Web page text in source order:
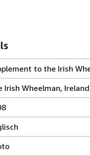
to the Irish
Irish Wheelman, Ireland